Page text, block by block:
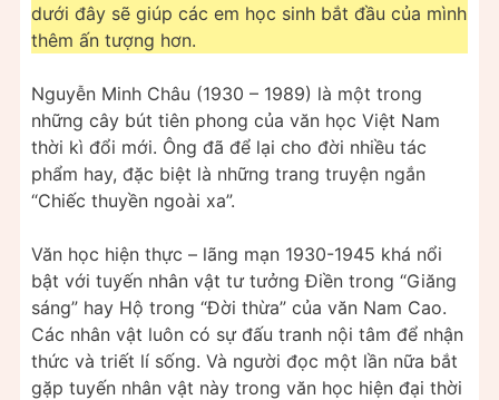
dưới đây sẽ giúp các em học sinh bắt đầu của mình
thêm ấn tượng hơn.
Nguyễn Minh Châu (1930 – 1989) là một trong
những cây bút tiên phong của văn học Việt Nam
thời kì đổi mới. Ông đã để lại cho đời nhiều tác
phẩm hay, đặc biệt là những trang truyện ngắn
“Chiếc thuyền ngoài xa”.
Văn học hiện thực – lãng mạn 1930-1945 khá nổi
bật với tuyến nhân vật tư tưởng Điền trong “Giăng
sáng” hay Hộ trong “Đời thừa” của văn Nam Cao.
Các nhân vật luôn có sự đấu tranh nội tâm để nhận
thức và triết lí sống. Và người đọc một lần nữa bắt
gặp tuyến nhân vật này trong văn học hiện đại thời